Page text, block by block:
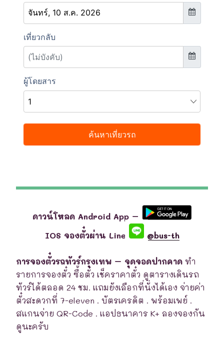
ดาวน์โหลด Android App –
IOS จองตั๋วผ่าน Line
@bus-th
การจองตั๋วรถทัวร์กรุงเทพ – จุดจอดปากคาด ทำ
รายการจองตั๋ว ซื้อตั๋ว เช็คราคาตั๋ว ดูตารางเดินรถ
ทัวร์ได้ตลอด 24 ชม. แถมยังเลือกที่นั่งได้เอง จ่ายค่า
ตั๋วสะดวกที่ 7-eleven . บัตรเครดิต . พร้อมเพย์ .
สแกนจ่าย QR-Code . แอปธนาคาร K+ ลองจองกัน
ดูนะครับ